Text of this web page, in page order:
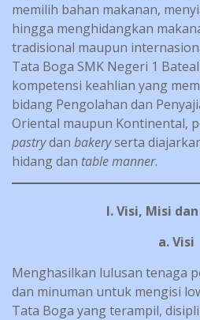
memilih bahan makanan,
hingga menghidangkan
tradisional maupun
Tata Boga SMK Negeri 1
kompetensi keahlian yang
bidang Pengolahan dan
Oriental maupun Kontinental,
pastrydan bakeryserta
hidang dan table manner.
I. Visi, Misi
a. Visi
Menghasilkan lulusan tenaga
dan minuman untuk mengisi
Tata Boga yang terampil,